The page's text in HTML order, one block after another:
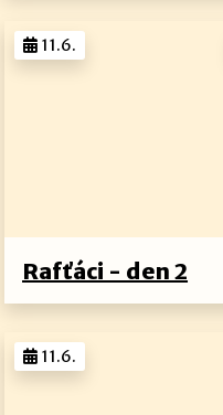
Rafťáci - den 2
11.6.
11.6.